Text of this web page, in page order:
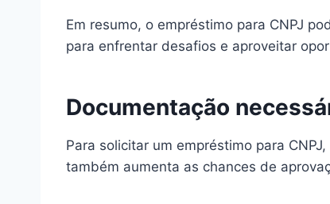
Em resumo, o empréstimo para CNPJ
para enfrentar desafios e aproveitar
Documentação
Para solicitar um empréstimo para
também aumenta as chances de